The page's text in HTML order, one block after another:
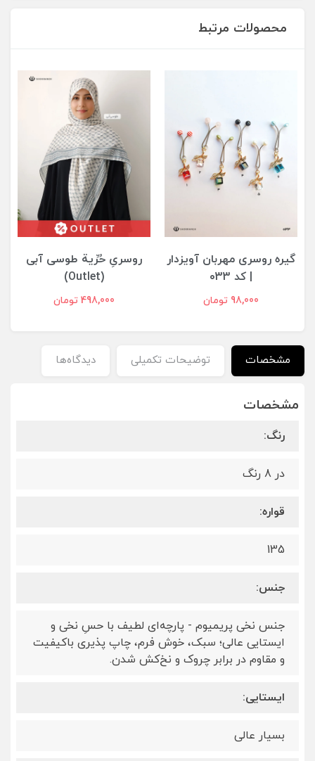
محصولات مرتبط
گیره روسری مهربان آویزدار
| کد ۰33
98,000 تومان
روسریِ حُرِّية طوسی آبی
(Outlet)
498,000 تومان
مشخصات توضیحات تکمیلی دیدگاه‌ها
مشخصات
رنگ:
در 8 رنگ
قواره:
135
جنس:
جنس نخی پریمیوم - پارچه‌ای لطیف با حسِ نخی و
ایستایی عالی؛ سبک، خوش فرم، چاپ پذیری باکیفیت
و مقاوم در برابر چروک و نخ‌کش شدن.
ایستایی:
بسیار عالی